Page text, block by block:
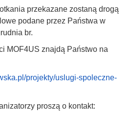
przekazane zostaną drogą
podane przez Państwa w
br.
MOF4US znajdą Państwo na
projekty/uslugi-spoleczne-
proszą o kontakt: